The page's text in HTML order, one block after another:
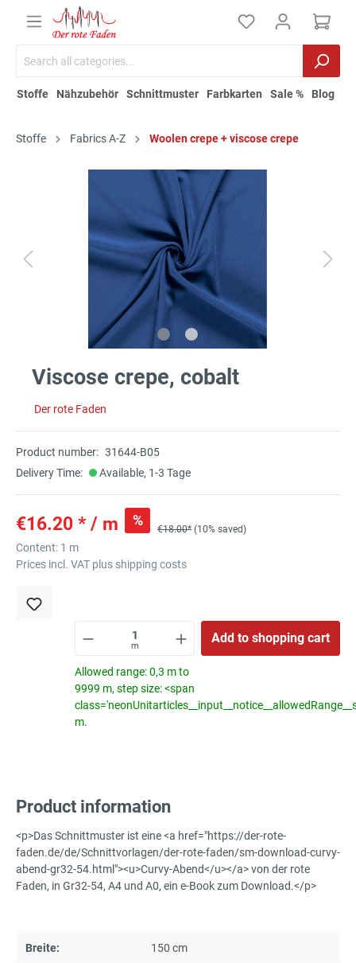
Stoffe Nähzubehör Schnittmuster Farbkarten Sale % Blog
Stoffe Fabrics A-Z Woolen crepe + viscose crepe
Viscose crepe, cobalt
Der rote Faden
Product number: 31644-B05
Delivery Time:
Available, 1-3 Tage
€16.20 * / m %
€18.00* (10% saved)
Content: 1 m
Prices incl. VAT plus shipping costs
m
Add to shopping cart
Allowed range: 0,3 m to
9999 m, step size: <span
m.
Product information
<p>Das Schnittmuster ist eine <a href="https://der-rote-
faden.de/de/Schnittvorlagen/der-rote-faden/sm-download-curvy-
abend-gr32-54.html"><u>Curvy-Abend</u></a> von der rote
Faden, in Gr32-54, A4 und A0, ein e-Book zum Download.</p>
Breite: 150 cm